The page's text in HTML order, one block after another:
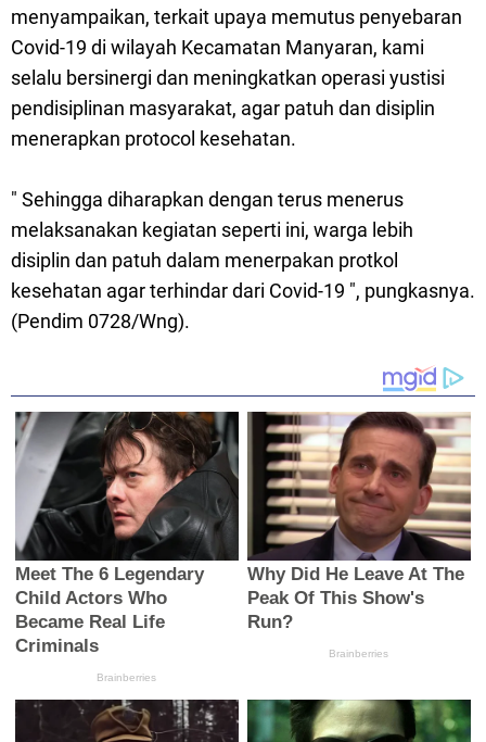
menyampaikan, terkait upaya memutus penyebaran
Covid-19 di wilayah Kecamatan Manyaran, kami
selalu bersinergi dan meningkatkan operasi yustisi
pendisiplinan masyarakat, agar patuh dan disiplin
menerapkan protocol kesehatan.
" Sehingga diharapkan dengan terus menerus
melaksanakan kegiatan seperti ini, warga lebih
disiplin dan patuh dalam menerpakan protkol
kesehatan agar terhindar dari Covid-19 ", pungkasnya.
(Pendim 0728/Wng).